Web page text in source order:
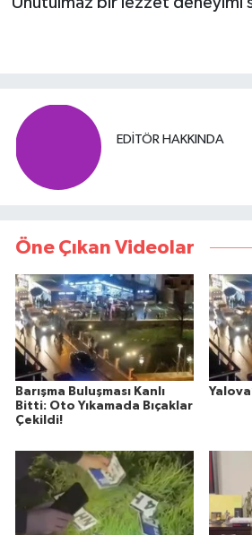
EDITÖR HAKKINDA
Öne Çıkan Videolar
Barışma Buluşması Kanlı
Bitti: Oto Yıkamada Bıçaklar
Çekildi!